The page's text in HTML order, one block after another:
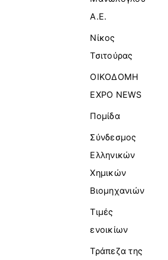
Α.Ε.
Νίκος
Τσιτούρας
ΟΙΚΟΔΟΜΗ
EXPO NEWS
Πομίδα
Σύνδεσμος
Ελληνικών
Χημικών
Βιομηχανιών
Τιμές
ενοικίων
Τράπεζα της